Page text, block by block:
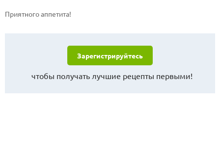
Приятного аппетита!
Зарегистрируйтесь
чтобы получать лучшие рецепты первыми!